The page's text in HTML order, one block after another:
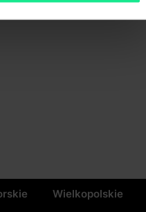
Wielkopolskie